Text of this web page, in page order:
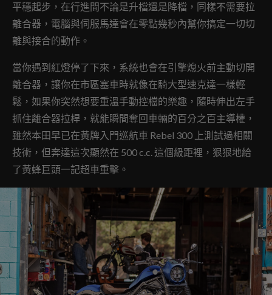
平穩起步，在行進間不論是升檔還是降檔，同樣不需要拉
離合器，電腦與伺服馬達會在零點幾秒內幫你搞定一切切
離與接合的動作。
當你遇到紅燈停了下來，系統也會在引擎熄火前主動切開
離合器，讓你在市區塞車時就像在騎大型速克達一樣輕
鬆，如果你突然想要重溫手動控檔的樂趣，隨時伸出左手
抓住離合器拉桿，就能瞬間奪回車輛的百分之百主導權，
雖然本田早已在黃牌入門巡航車 Rebel 300 上測試過相關
技術，但奔達這次顯然在 500 c.c. 這個級距裡，狠狠地給
了黃蜂巨頭一記超車重擊。